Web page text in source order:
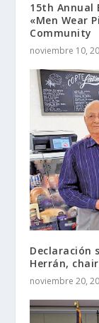
15th Annual
«Men Wear
Community
noviembre 10,
Declaración
Herrán,
noviembre 20,